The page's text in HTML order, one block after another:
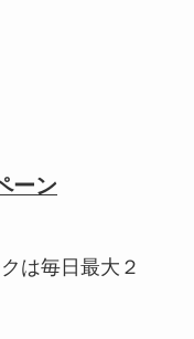
ーン
は毎日最大２